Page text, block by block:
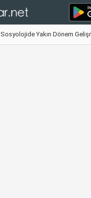
Sosyolojide Yakın Dönem